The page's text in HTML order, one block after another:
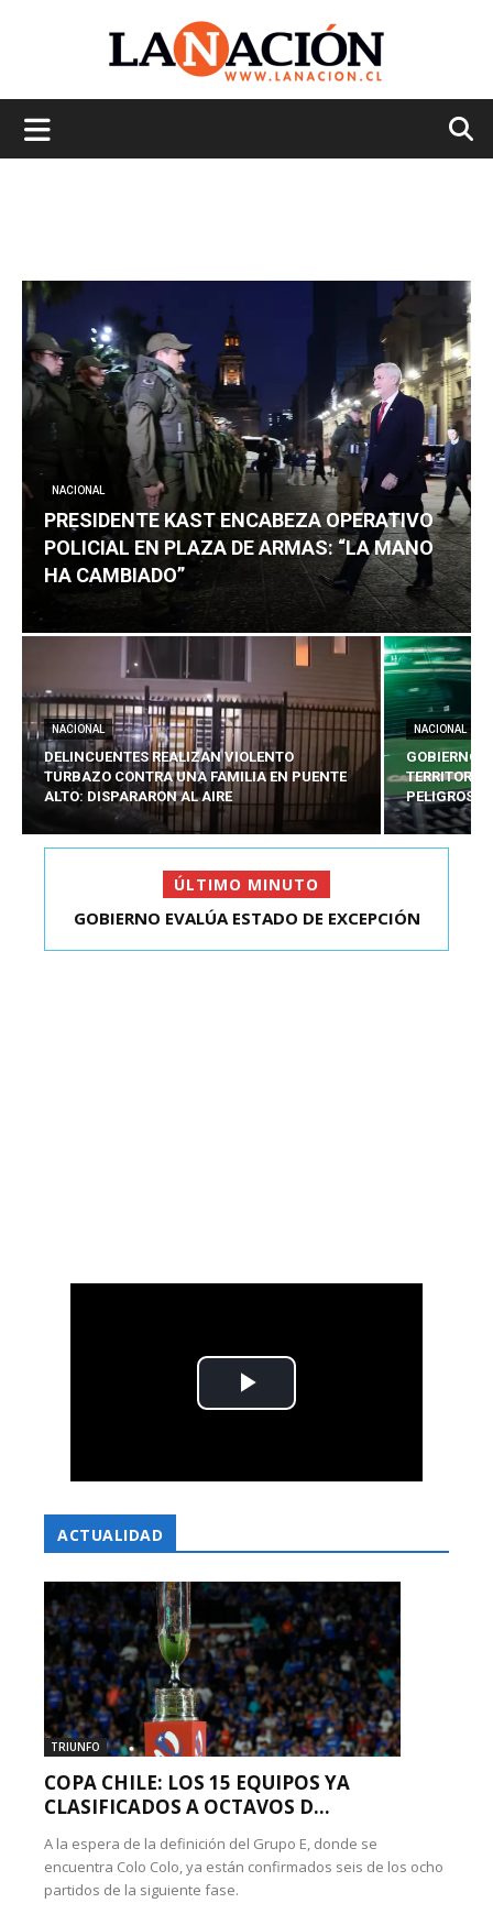
NACIONAL
PRESIDENTE KAST ENCABEZA OPERATIVO
POLICIAL EN PLAZA DE ARMAS: “LA MANO
HA CAMBIADO”
NACIONAL
DELINCUENTES REALIZAN VIOLENTO
TURBAZO CONTRA UNA FAMILIA EN PUENTE
ALTO: DISPARARON AL AIRE
NACIONAL
GOBIERNO
PELIGROSOS
ÚLTIMO MINUTO
PRESIDENTE KAST ENCABEZA OPERATIVO
ACTUALIDAD
TRIUNFO
COPA CHILE: LOS 15 EQUIPOS YA
CLASIFICADOS A OCTAVOS D...
A la espera de la definición del Grupo E, donde se
encuentra Colo Colo, ya están confirmados seis de los ocho
partidos de la siguiente fase.